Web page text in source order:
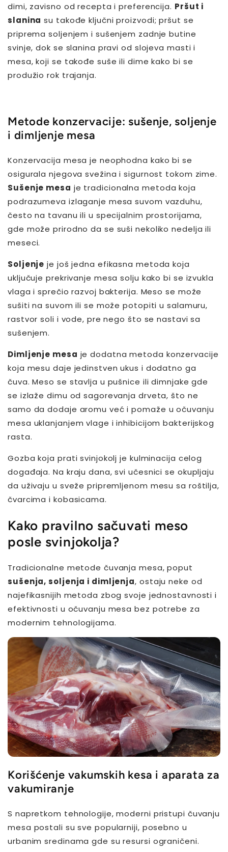
dimi, zavisno od recepta i preferencija. Pršut i
slanina su takođe ključni proizvodi; pršut se
priprema soljenjem i sušenjem zadnje butine
svinje, dok se slanina pravi od slojeva masti i
mesa, koji se takođe suše ili dime kako bi se
produžio rok trajanja.
Metode konzervacije: sušenje, soljenje
i dimljenje mesa
Konzervacija mesa je neophodna kako bi se
osigurala njegova svežina i sigurnost tokom zime.
Sušenje mesa je tradicionalna metoda koja
podrazumeva izlaganje mesa suvom vazduhu,
često na tavanu ili u specijalnim prostorijama,
gde može prirodno da se suši nekoliko nedelja ili
meseci.
Soljenje je još jedna efikasna metoda koja
uključuje prekrivanje mesa solju kako bi se izvukla
vlaga i sprečio razvoj bakterija. Meso se može
sušiti na suvom ili se može potopiti u salamuru,
rastvor soli i vode, pre nego što se nastavi sa
sušenjem.
Dimljenje mesa je dodatna metoda konzervacije
koja mesu daje jedinstven ukus i dodatno ga
čuva. Meso se stavlja u pušnice ili dimnjake gde
se izlaže dimu od sagorevanja drveta, što ne
samo da dodaje aromu već i pomaže u očuvanju
mesa uklanjanjem vlage i inhibicijom bakterijskog
rasta.
Gozba koja prati svinjokolj je kulminacija celog
događaja. Na kraju dana, svi učesnici se okupljaju
da uživaju u sveže pripremljenom mesu sa roštilja,
čvarcima i kobasicama.
Kako pravilno sačuvati meso
posle svinjokolja?
Tradicionalne metode čuvanja mesa, poput
sušenja, soljenja i dimljenja, ostaju neke od
najefikasnijih metoda zbog svoje jednostavnosti i
efektivnosti u očuvanju mesa bez potrebe za
modernim tehnologijama.
Korišćenje vakumskih kesa i aparata za
vakumiranje
S napretkom tehnologije, moderni pristupi čuvanju
mesa postali su sve popularniji, posebno u
urbanim sredinama gde su resursi ograničeni.